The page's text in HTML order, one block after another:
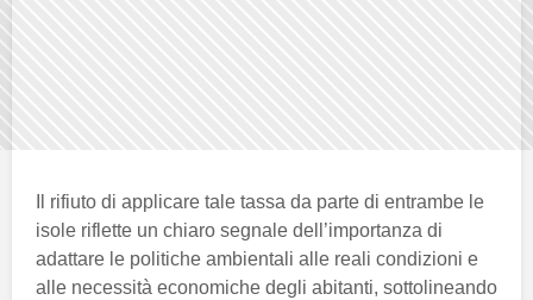
Il rifiuto di applicare tale tassa da parte di entrambe le
isole riflette un chiaro segnale dell’importanza di
adattare le politiche ambientali alle reali condizioni e
alle necessità economiche degli abitanti, sottolineando